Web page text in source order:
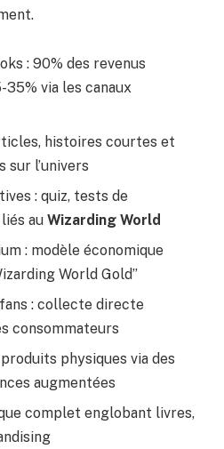
: 90% des revenus
via les canaux
histoires courtes et
sur l’univers
: quiz, tests de
au Wizarding World
: modèle économique
World Gold”
fans : collecte directe
consommateurs
physiques via des
augmentées
complet englobant livres,